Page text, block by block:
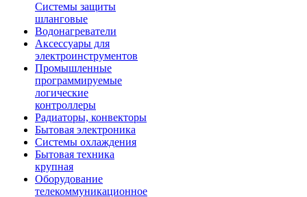
Системы защиты
шланговые
Водонагреватели
Аксессуары для
электроинструментов
Промышленные
программируемые
логические
контроллеры
Радиаторы, конвекторы
Бытовая электроника
Системы охлаждения
Бытовая техника
крупная
Оборудование
телекоммуникационное